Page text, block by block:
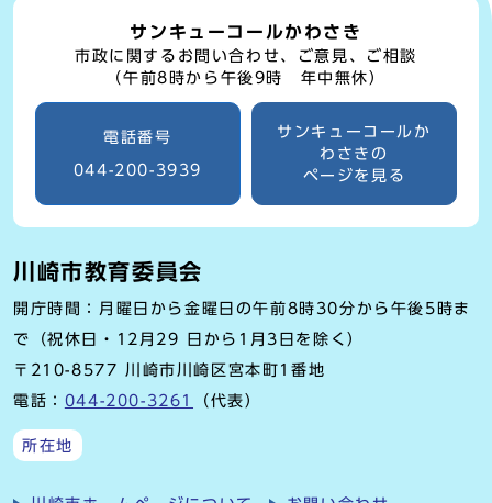
サンキューコールかわさき
市政に関するお問い合わせ、ご意見、ご相談
（午前8時から午後9時 年中無休）
電話番号
044-200-3939
サンキューコールか
わさきの
ページを見る
川崎市教育委員会
開庁時間：月曜日から金曜日の午前8時30分から午後5時ま
で（祝休日・12月29 日から1月3日を除く）
〒210-8577 川崎市川崎区宮本町1番地
電話： 044-200-3261 （代表）
所在地